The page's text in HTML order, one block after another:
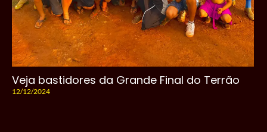
Veja bastidores da Grande Final do Terrão
12/12/2024